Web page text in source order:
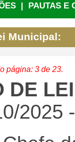
| PAUTAS E
Municipal:
página: 3 de 23.
DE
2025